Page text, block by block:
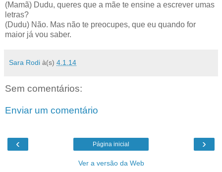
(Mamã) Dudu, queres que a mãe te ensine a escrever umas
letras?
(Dudu) Não. Mas não te preocupes, que eu quando for
maior já vou saber.
Sara Rodi à(s) 4.1.14
Sem comentários:
Enviar um comentário
‹ ›
Página inicial
Ver a versão da Web